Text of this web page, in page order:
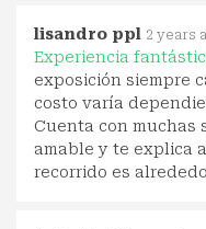
lisandro ppl 2 years
Experiencia
exposición siempre
costo varía
Cuenta con muchas
amable y te explica
recorrido es